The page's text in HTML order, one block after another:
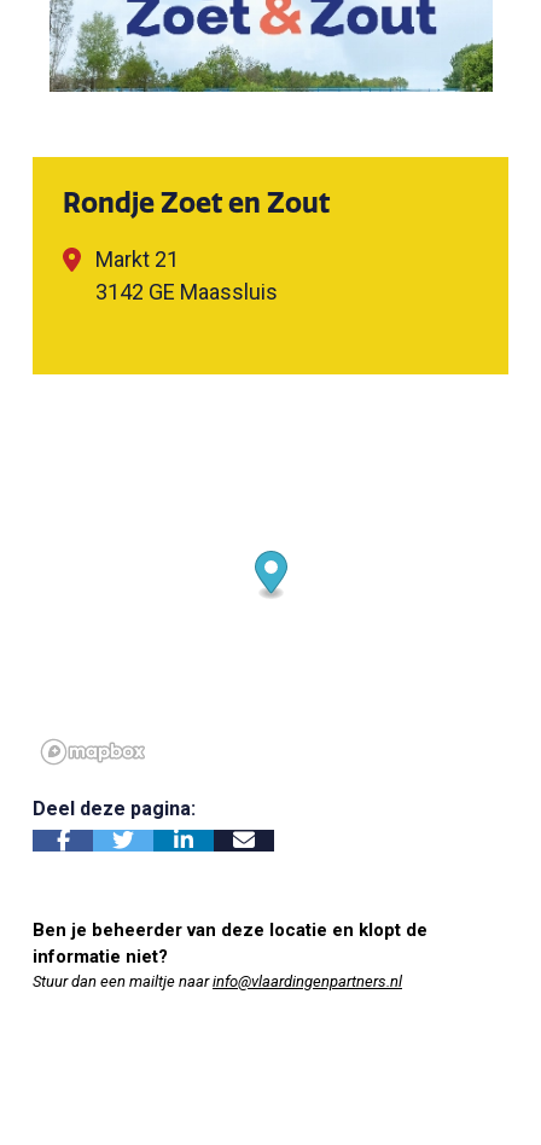
Rondje Zoet en Zout
Markt 21
3142 GE Maassluis
Deel deze pagina:
Ben je beheerder van deze locatie en klopt de
informatie niet?
Stuur dan een mailtje naarinfo@vlaardingenpartners.nl